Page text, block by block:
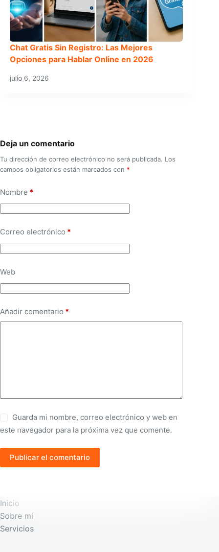
Chat Gratis Sin Registro: Las Mejores
Opciones para Hablar Online en 2026
julio 6, 2026
Deja un comentario
Tu dirección de correo electrónico no será publicada. Los
campos obligatorios están marcados con *
Nombre *
Correo electrónico *
Web
Añadir comentario *
Guarda mi nombre, correo electrónico y web en
este navegador para la próxima vez que comente.
Publicar el comentario
Inicio
Sobre mí
Servicios